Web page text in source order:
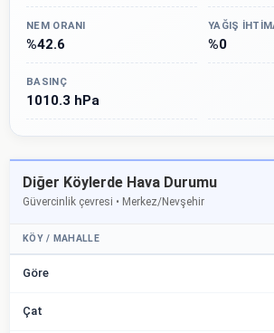
NEM ORANI
%42.6
YAĞIŞ
%0
BASINÇ
1010.3 hPa
Diğer Köylerde Hava Durumu
Güvercinlik çevresi • Merkez/Nevşehir
KÖY / MAHALLE
Göre
Çat